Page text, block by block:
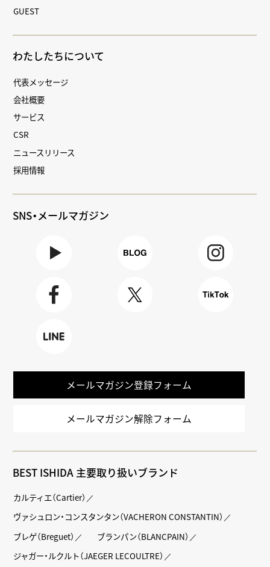
GUEST
わたしたちについて
代表メッセージ
会社概要
サービス
CSR
ニュースリリース
採用情報
SNS・メールマガジン
メールマガジン登録フォーム
メールマガジン解除フォーム
BEST ISHIDA 主要取り扱いブランド
カルティエ（Cartier）
ヴァシュロン・コンスタンタン（VACHERON CONSTANTIN）
ブレゲ（Breguet）
ブランパン（BLANCPAIN）
ジャガー・ルクルト（JAEGER LECOULTRE）